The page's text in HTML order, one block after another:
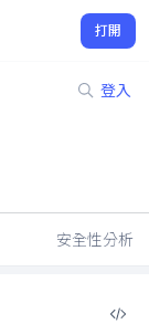
打開
登入
安全性分析